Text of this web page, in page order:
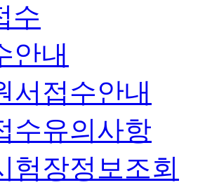
수
안내
서접수안내
수유의사항
험장정보조회